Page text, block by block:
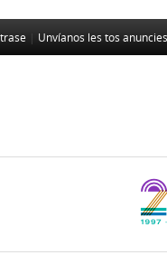
Unvíanos les tos anuncies